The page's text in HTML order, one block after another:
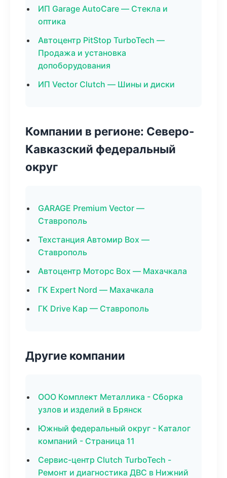
ИП Garage AutoCare — Стекла и
оптика
Автоцентр PitStop TurboTech —
Продажа и установка
допоборудования
ИП Vector Clutch — Шины и диски
Компании в регионе: Северо-
Кавказский федеральный
округ
GARAGE Premium Vector —
Ставрополь
Техстанция Автомир Box —
Ставрополь
Автоцентр Моторс Box — Махачкала
ГК Expert Nord — Махачкала
ГК Drive Кар — Ставрополь
Другие компании
ООО Комплект Металлика - Сборка
узлов и изделий в Брянск
Южный федеральный округ - Каталог
компаний - Страница 11
Сервис-центр Clutch TurboTech -
Ремонт и диагностика ДВС в Нижний